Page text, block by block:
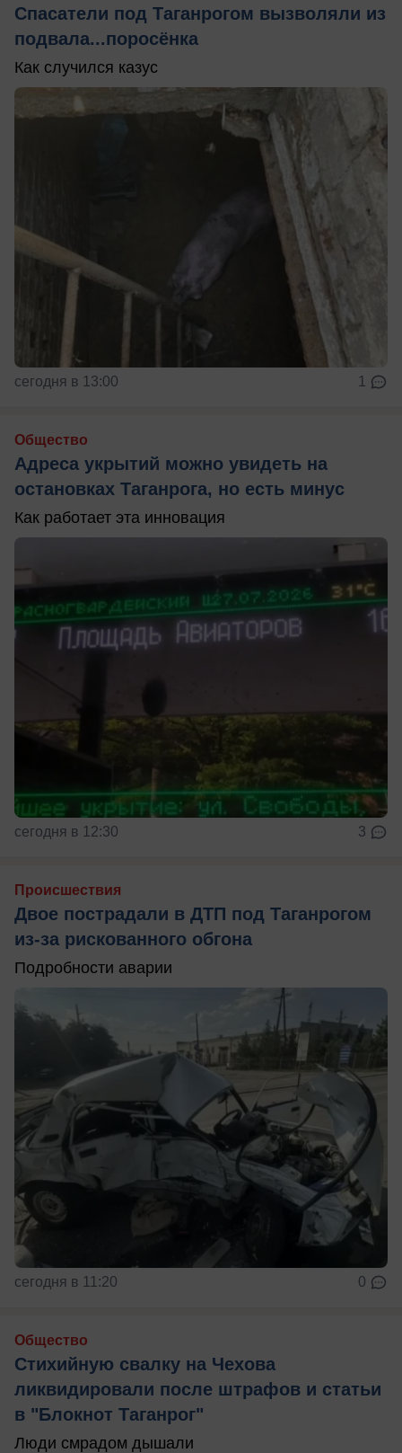
Спасатели под Таганрогом вызволяли из
подвала...поросёнка
Как случился казус
сегодня в 13:00 1
Общество
Адреса укрытий можно увидеть на
остановках Таганрога, но есть минус
Как работает эта инновация
сегодня в 12:30 3
Происшествия
Двое пострадали в ДТП под Таганрогом
из-за рискованного обгона
Подробности аварии
сегодня в 11:20 0
Общество
Стихийную свалку на Чехова
ликвидировали после штрафов и статьи
в "Блокнот Таганрог"
Люди смрадом дышали